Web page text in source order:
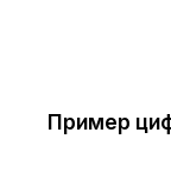
Пример